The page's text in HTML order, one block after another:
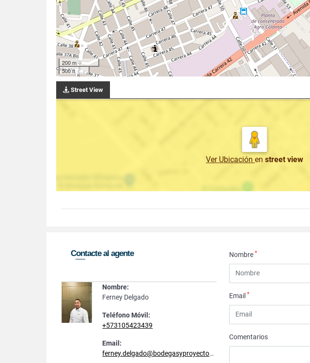
200 m
500 ft
Street View
Ver Ubicación en street view
Contacte al agente
Nombre:
Ferney Delgado
Teléfono Móvil:
+573105423439
Email:
ferney.delgado@bodegasyproyectos.com.co
Nombre*
Email*
Comentarios